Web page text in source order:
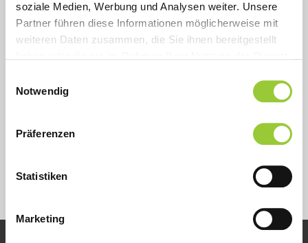
soziale Medien, Werbung und Analysen weiter. Unsere
Partner führen diese Informationen möglicherweise mit
weiteren Daten zusammen, die Sie ihnen bereitgestellt
Cookies, wenn Sie unsere Webseite weiterhin nutzen.
Notwendig
Präferenzen
Statistiken
Marketing
Bitte fügen Sie eine Veranstaltung hinzu.
ZUR ANMELDUNG